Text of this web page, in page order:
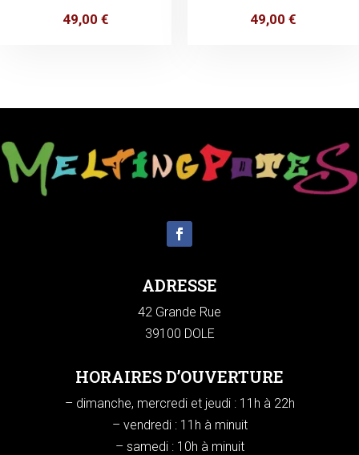
49,00 € 49,00 €
ADRESSE
42 Grande Rue
39100 DOLE
HORAIRES D’OUVERTURE
– dimanche, mercredi et jeudi : 11h à 22h
– vendredi : 11h à minuit
– samedi : 10h à minuit